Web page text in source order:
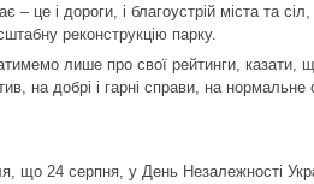
– це і дороги, і благоустрій міста та
реконструкцію парку.
лише про свої рейтинги, казати,
на добрі і гарні справи, на нормальне
що 24 серпня, у День Незалежності